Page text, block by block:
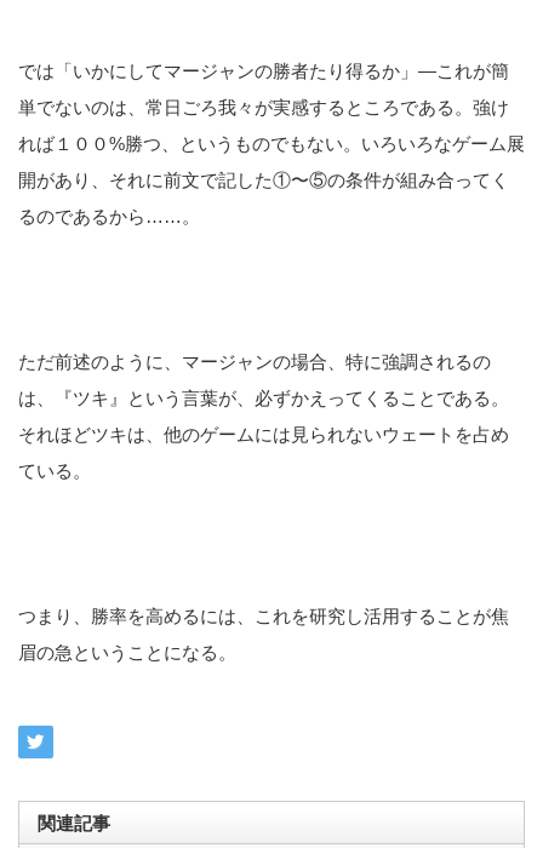
では「いかにしてマージャンの勝者たり得るか」―これが簡
単でないのは、常日ごろ我々が実感するところである。強け
れば１００%勝つ、というものでもない。いろいろなゲーム展
開があり、それに前文で記した①〜⑤の条件が組み合ってく
るのであるから……。
ただ前述のように、マージャンの場合、特に強調されるの
は、『ツキ』という言葉が、必ずかえってくることである。
それほどツキは、他のゲームには見られないウェートを占め
ている。
つまり、勝率を高めるには、これを研究し活用することが焦
眉の急ということになる。
関連記事